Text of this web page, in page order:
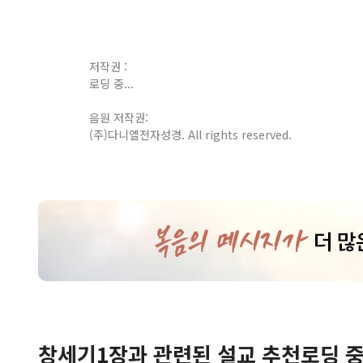
저작권 :
로딩 중...
음원 저작권:
(주)다니엘전자성경. All rights reserved.
창세기1장과 관련된 설교 추천로딩